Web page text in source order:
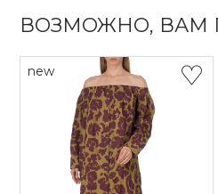
ВОЗМОЖНО, ВАМ
new